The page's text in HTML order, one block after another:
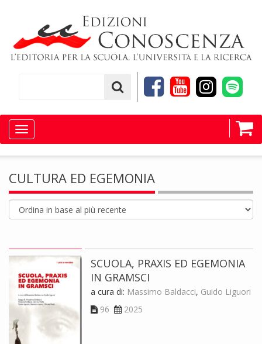
Toggle
navigation
CULTURA ED EGEMONIA
SCUOLA, PRAXIS ED EGEMONIA
IN GRAMSCI
a cura di: Massimo Baldacci, Guido Liguori
96
2025